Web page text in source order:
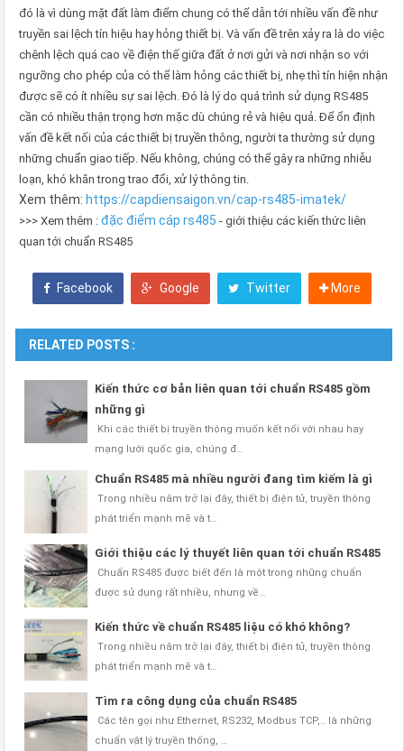
đó là vì dùng mặt đất làm điểm chung có thể dẫn tới nhiều vấn đề như
truyền sai lệch tín hiệu hay hỏng thiết bị. Và vấn đề trên xảy ra là do việc
chênh lệch quá cao về điện thế giữa đất ở nơi gửi và nơi nhận so với
ngưỡng cho phép của có thể làm hỏng các thiết bị, nhẹ thì tín hiện nhận
được sẽ có ít nhiều sự sai lệch. Đó là lý do quá trình sử dụng RS485
cần có nhiều thận trọng hơn mặc dù chúng rẻ và hiệu quả. Để ổn định
vấn đề kết nối của các thiết bị truyền thông, người ta thường sử dụng
những chuẩn giao tiếp. Nếu không, chúng có thể gây ra những nhiễu
loạn, khó khăn trong trao đổi, xử lý thông tin.
Xem thêm: https://capdiensaigon.vn/cap-rs485-imatek/
>>> Xem thêm : đặc điểm cáp rs485 - giới thiệu các kiến thức liên
quan tới chuẩn RS485
Facebook Google Twitter More
RELATED POSTS :
Kiến thức cơ bản liên quan tới chuẩn RS485 gồm
những gì
Khi các thiết bị truyền thông muốn kết nối với nhau hay
mạng lưới quốc gia, chúng đ…
Chuẩn RS485 mà nhiều người đang tìm kiếm là gì
Trong nhiều năm trở lại đây, thiết bị điện tử, truyền thông
phát triển mạnh mẽ và t…
Giới thiệu các lý thuyết liên quan tới chuẩn RS485
Chuẩn RS485 được biết đến là một trong những chuẩn
được sử dụng rất nhiều, nhưng về…
Kiến thức về chuẩn RS485 liệu có khó không?
Trong nhiều năm trở lại đây, thiết bị điện tử, truyền thông
phát triển mạnh mẽ và t…
Tìm ra công dụng của chuẩn RS485
Các tên gọi như Ethernet, RS232, Modbus TCP,.. là những
chuẩn vật lý truyền thống, …